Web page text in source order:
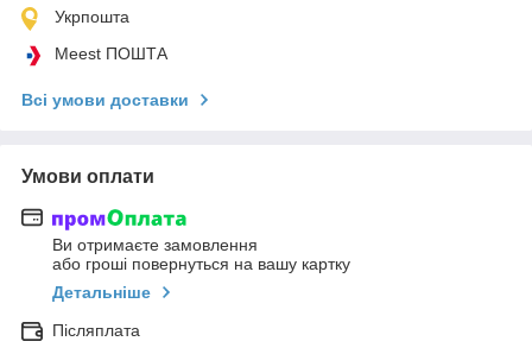
Укрпошта
Meest ПОШТА
Всі умови доставки
Умови оплати
Ви отримаєте замовлення
або гроші повернуться на вашу картку
Детальніше
Післяплата